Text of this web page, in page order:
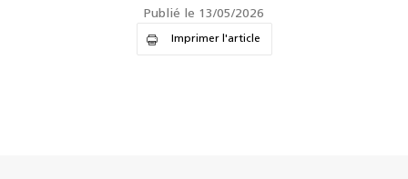
Publié le 13/05/2026
Imprimer l'article